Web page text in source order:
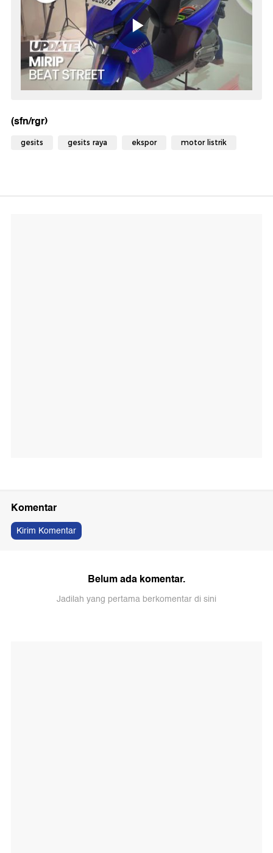
(sfn/rgr)
gesits gesits raya ekspor motor listrik
Komentar
Kirim Komentar
Belum ada komentar.
Jadilah yang pertama berkomentar di sini